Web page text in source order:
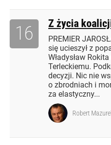
Z życia
PREMIER
się ucieszył z
Władysław
Terleckiemu.
decyzji. Nic nie
o zbrodniach i
za elastyczny...
16
Robert